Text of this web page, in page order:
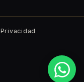
Privacidad